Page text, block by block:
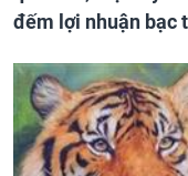
đếm lợi nhuận bạc